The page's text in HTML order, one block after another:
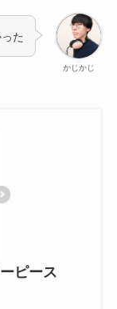
かじかじ
た
ピース